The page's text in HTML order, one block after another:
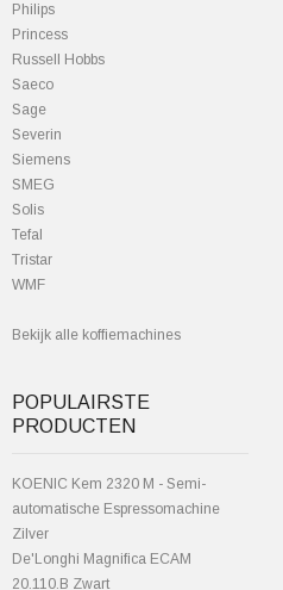
Philips
Princess
Russell Hobbs
Saeco
Sage
Severin
Siemens
SMEG
Solis
Tefal
Tristar
WMF
Bekijk alle koffiemachines
POPULAIRSTE
PRODUCTEN
KOENIC Kem 2320 M - Semi-
automatische Espressomachine
Zilver
De'Longhi Magnifica ECAM
20.110.B Zwart